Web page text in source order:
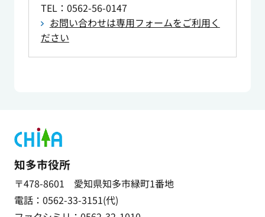
TEL：0562-56-0147
お問い合わせは専用フォームをご利用く
ださい
知多市役所
〒478-8601 愛知県知多市緑町1番地
電話：0562-33-3151(代)